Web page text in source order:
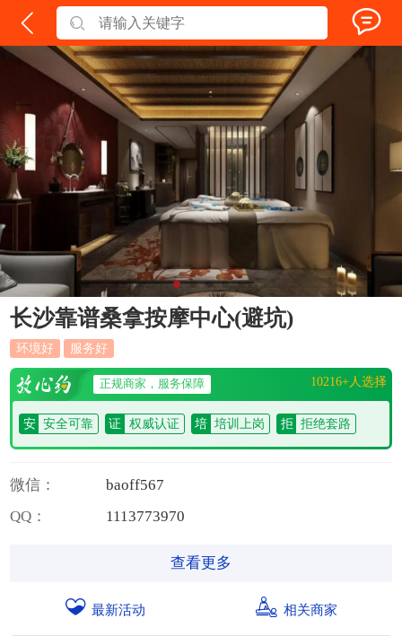
长沙靠谱桑拿按摩中心(避坑)
环境好 服务好
正规商家，服务保障 10216+人选择
安 安全可靠 证 权威认证 培 培训上岗 拒 拒绝套路
微信： baoff567
QQ：
1113773970
查看更多
最新活动 相关商家